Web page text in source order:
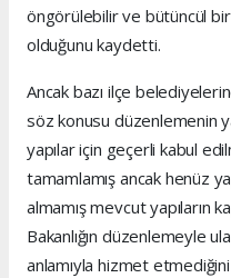
öngörülebilir ve bütüncül
olduğunu kaydetti.
Ancak bazı ilçe
söz konusu düzenlemenin
yapılar için geçerli kabul
tamamlamış ancak henüz
almamış mevcut yapıların
Bakanlığın düzenlemeyle
anlamıyla hizmet